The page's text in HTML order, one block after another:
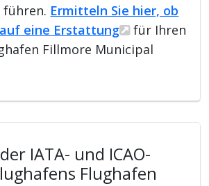
führen. Ermitteln Sie hier, ob
eine Erstattung
für Ihren
Fillmore Municipal
IATA- und ICAO-
Flughafen